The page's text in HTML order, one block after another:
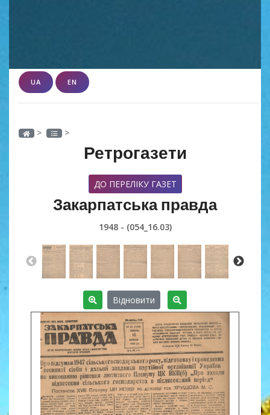
UA EN
> >
Ретрогазети
ДО ПЕРЕЛІКУ ГАЗЕТ
Закарпатська правда
1948 - (054_16.03)
Відновити